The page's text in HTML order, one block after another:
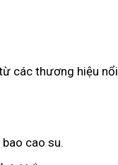
các thương hiệu nổi
cao su.